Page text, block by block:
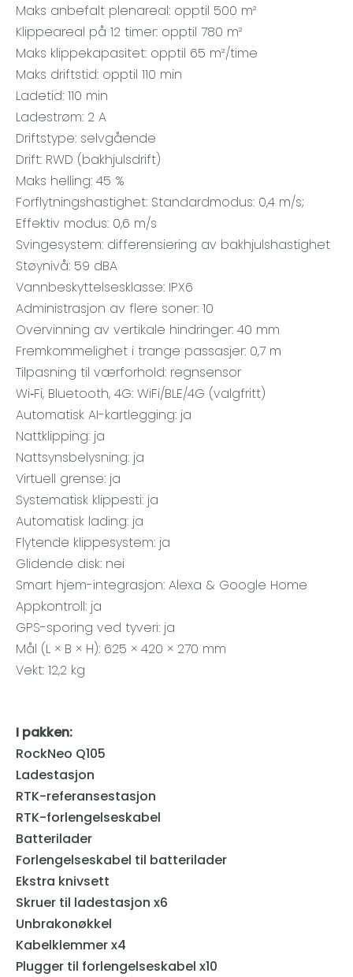
Maks anbefalt plenareal: opptil 500 m²
Klippeareal på 12 timer: opptil 780 m²
Maks klippekapasitet: opptil 65 m²/time
Maks driftstid: opptil 110 min
Ladetid: 110 min
Ladestrøm: 2 A
Driftstype: selvgående
Drift: RWD (bakhjulsdrift)
Maks helling: 45 %
Forflytningshastighet: Standardmodus: 0,4 m/s;
Effektiv modus: 0,6 m/s
Svingesystem: differensiering av bakhjulshastighet
Støynivå: 59 dBA
Vannbeskyttelsesklasse: IPX6
Administrasjon av flere soner: 10
Overvinning av vertikale hindringer: 40 mm
Fremkommelighet i trange passasjer: 0,7 m
Tilpasning til værforhold: regnsensor
Wi‑Fi, Bluetooth, 4G: WiFi/BLE/4G (valgfritt)
Automatisk AI-kartlegging: ja
Nattklipping: ja
Nattsynsbelysning: ja
Virtuell grense: ja
Systematisk klippesti: ja
Automatisk lading: ja
Flytende klippesystem: ja
Glidende disk: nei
Smart hjem-integrasjon: Alexa & Google Home
Appkontroll: ja
GPS-sporing ved tyveri: ja
Mål (L × B × H): 625 × 420 × 270 mm
Vekt: 12,2 kg
I pakken:
RockNeo Q105
Ladestasjon
RTK-referansestasjon
RTK-forlengelseskabel
Batterilader
Forlengelseskabel til batterilader
Ekstra knivsett
Skruer til ladestasjon x6
Unbrakonøkkel
Kabelklemmer x4
Plugger til forlengelseskabel x10